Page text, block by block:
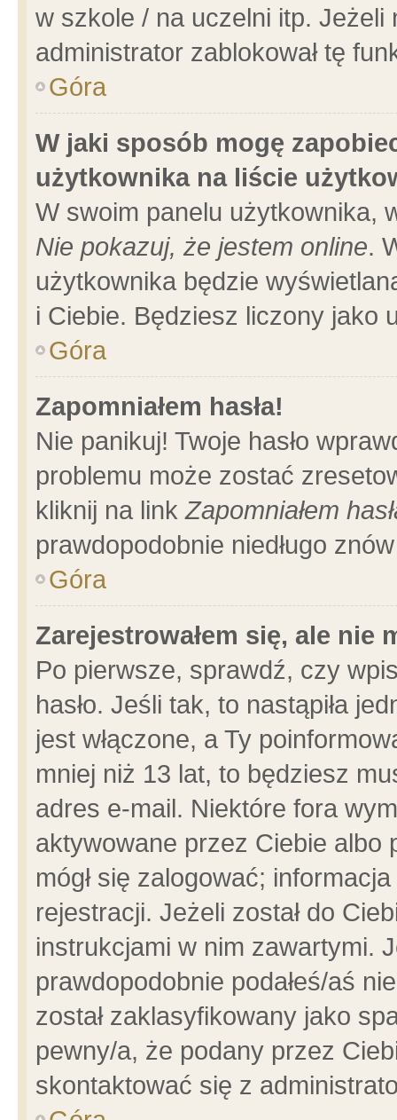
w szkole / na uczelni itp.
administrator zablokował tę
Góra
W jaki sposób mogę
użytkownika na liście
W swoim panelu użytkownika,
Nie pokazuj, że jestem online.
użytkownika będzie
i Ciebie. Będziesz liczony jako
Góra
Zapomniałem hasła!
Nie panikuj! Twoje hasło
problemu może zostać
kliknij na linkZapomniałem
prawdopodobnie niedługo
Góra
Zarejestrowałem się, ale nie
Po pierwsze, sprawdź, czy
hasło. Jeśli tak, to nastąpiła
jest włączone, a Ty
mniej niż 13 lat, to będziesz
adres e-mail. Niektóre fora
aktywowane przez Ciebie albo
mógł się zalogować;
rejestracji. Jeżeli został do
instrukcjami w nim zawartymi.
prawdopodobnie podałeś/aś
został zaklasyfikowany jako
pewny/a, że podany przez
skontaktować się z